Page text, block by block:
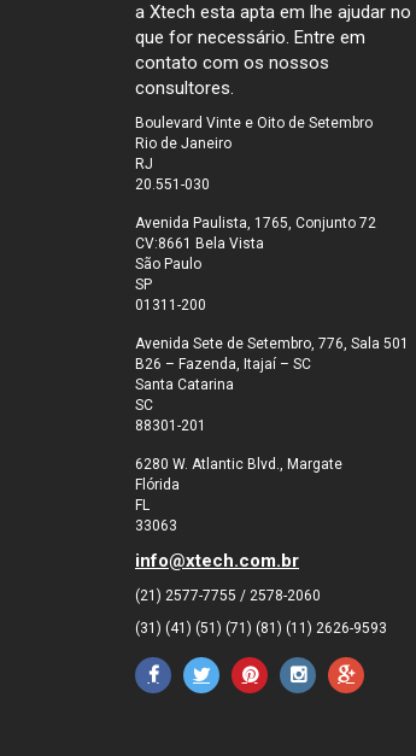
a Xtech esta apta em lhe ajudar no
que for necessário. Entre em
contato com os nossos
consultores.
Boulevard Vinte e Oito de Setembro
Rio de Janeiro
RJ
20.551-030
Avenida Paulista, 1765, Conjunto 72
CV:8661 Bela Vista
São Paulo
SP
01311-200
Avenida Sete de Setembro, 776, Sala 501
B26 – Fazenda, Itajaí – SC
Santa Catarina
SC
88301-201
6280 W. Atlantic Blvd., Margate
Flórida
FL
33063
info@xtech.com.br
(21) 2577-7755 / 2578-2060
(31) (41) (51) (71) (81) (11) 2626-9593